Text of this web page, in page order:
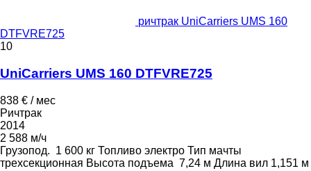
ричтрак UniCarriers UMS 160
DTFVRE725
10
UniCarriers UMS 160 DTFVRE725
838 € / мес
Ричтрак
2014
2 588 м/ч
Грузопод. 1 600 кг Топливо электро Тип мачты
трехсекционная Высота подъема 7,24 м Длина вил 1,151 м